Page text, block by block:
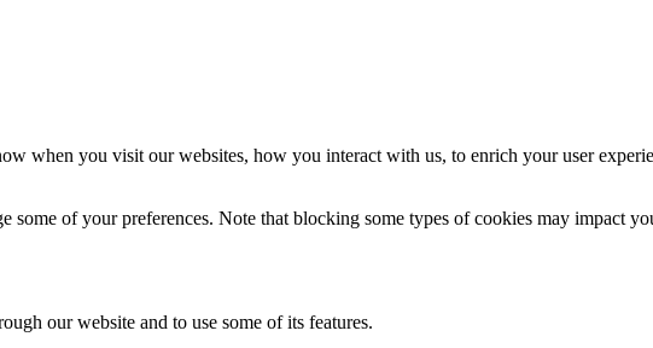
when you visit our websites, how you interact with us, to enrich your user
of your preferences. Note that blocking some types of cookies may impact
our website and to use some of its features.